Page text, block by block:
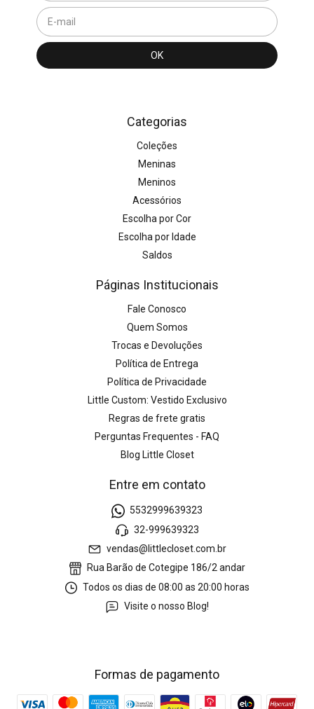
Categorias
Coleções
Meninas
Meninos
Acessórios
Escolha por Cor
Escolha por Idade
Saldos
Páginas Institucionais
Fale Conosco
Quem Somos
Trocas e Devoluções
Política de Entrega
Política de Privacidade
Little Custom: Vestido Exclusivo
Regras de frete gratis
Perguntas Frequentes - FAQ
Blog Little Closet
Entre em contato
5532999639323
32-999639323
vendas@littlecloset.com.br
Rua Barão de Cotegipe 186/2 andar
Todos os dias de 08:00 as 20:00 horas
Visite o nosso Blog!
Formas de pagamento